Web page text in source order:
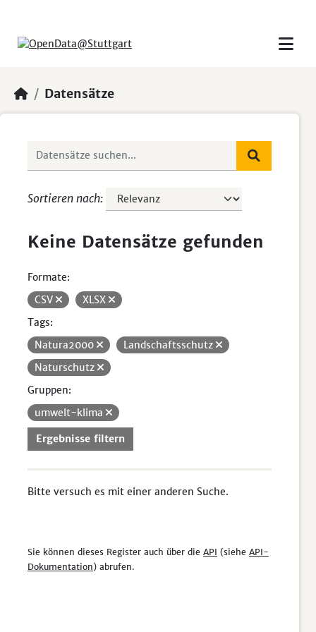
Datensätze
Sortieren nach
Keine Datensätze gefunden
Formate:
CSV
XLSX
Tags:
Natura2000
Landschaftsschutz
Naturschutz
Gruppen:
umwelt-klima
Ergebnisse filtern
Bitte versuch es mit einer anderen Suche.
Sie können dieses Register auch über die API (siehe API-
Dokumentation) abrufen.